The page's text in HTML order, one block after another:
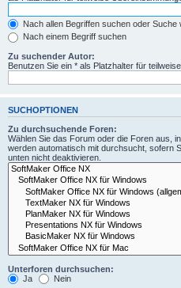
Nach allen Begriffen suchen oder Suche
Nach einem Begriff suchen
Zu suchender Autor:
Benutzen Sie ein * als Platzhalter für
SUCHOPTIONEN
Zu durchsuchende Foren:
Wählen Sie das Forum oder die Foren aus,
werden automatisch mit durchsucht, sofern
unten nicht deaktivieren.
Unterforen durchsuchen:
Ja
Nein